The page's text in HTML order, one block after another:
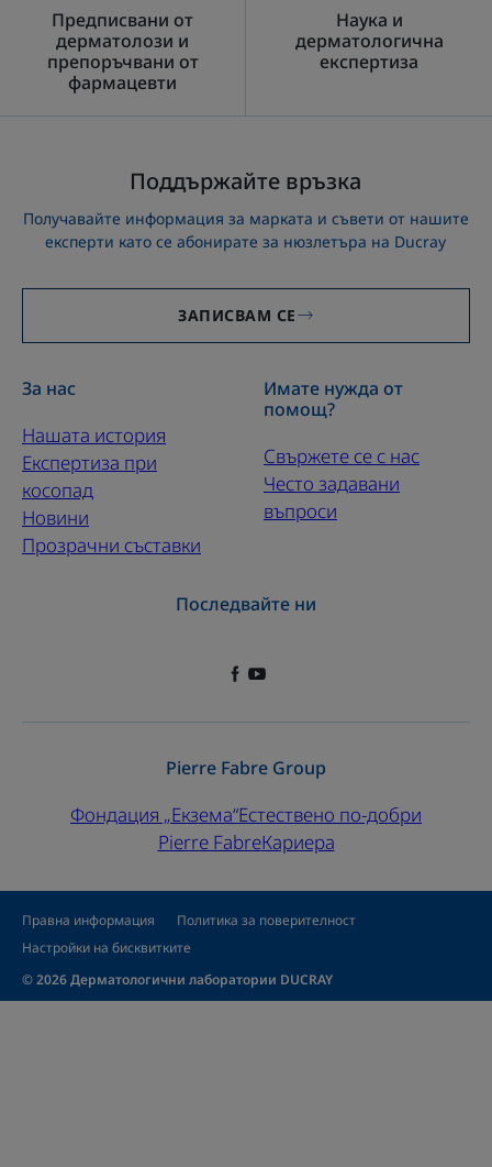
Предписвани от
дерматолози и
препоръчвани от
фармацевти
Наука и
дерматологична
експертиза
Поддържайте връзка
Получавайте информация за марката и съвети от нашите
експерти като се абонирате за нюзлетъра на Ducray
ЗАПИСВАМ СЕ
За нас
Нашата история
Експертиза при
косопад
Новини
Прозрачни съставки
Имате нужда от
помощ?
Свържете се с нас
Често задавани
въпроси
Последвайте ни
Pierre Fabre Group
Фондация „Екзема“Естествено по-добри
Pierre FabreКариера
Правна информация
Политика за поверителност
Настройки на бисквитките
© 2026 Дерматологични лаборатории DUCRAY